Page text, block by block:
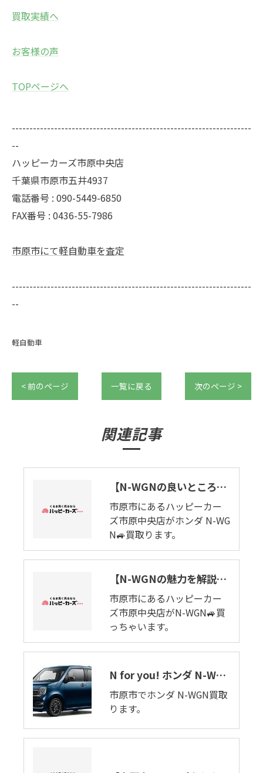
買取実績へ
お客様の声
TOPページへ
--------------------------------------------------------------------
--
ハッピーカーズ市原中央店
千葉県市原市五井4937
電話番号 : 090-5449-6850
FAX番号 : 0436-55-7986
市原市にて軽自動車を査定
--------------------------------------------------------------------
--
軽自動車
< 前のページ 一覧に戻る 次のページ >
関連記事
【N-WGNの良いところとわるいとこ】New Simple!。市原市にあるハッピーカーズ市原中央店がN-WGN🚙買取ります。
市原市にあるハッピーカー
ズ市原中央店がホンダ N-WG
N🚙買取ります。
【N-WGNの魅力を解説】New Simple!。市原市でホンダ N-WGN🚙買っちゃいます。
市原市にあるハッピーカー
ズ市原中央店がN-WGN🚙買
っちゃいます。
N for you! ホンダ N-WGN🚗市原市で軽自動車買取ります。
市原市でホンダ N-WGN買取
ります。